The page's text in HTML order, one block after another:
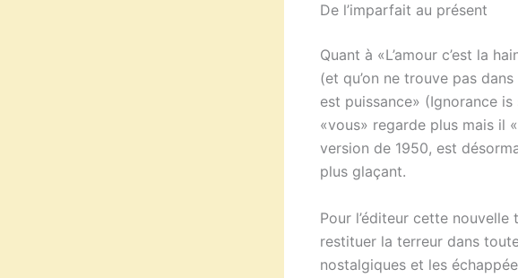
De l’imparfait au présent
Quant à «L’amour c’est la
(et qu’on ne trouve pas
est puissance» (Ignorance
«vous» regarde plus mais il
version de 1950, est
plus glaçant.
Pour l’éditeur cette
restituer la terreur dans
nostalgiques et les